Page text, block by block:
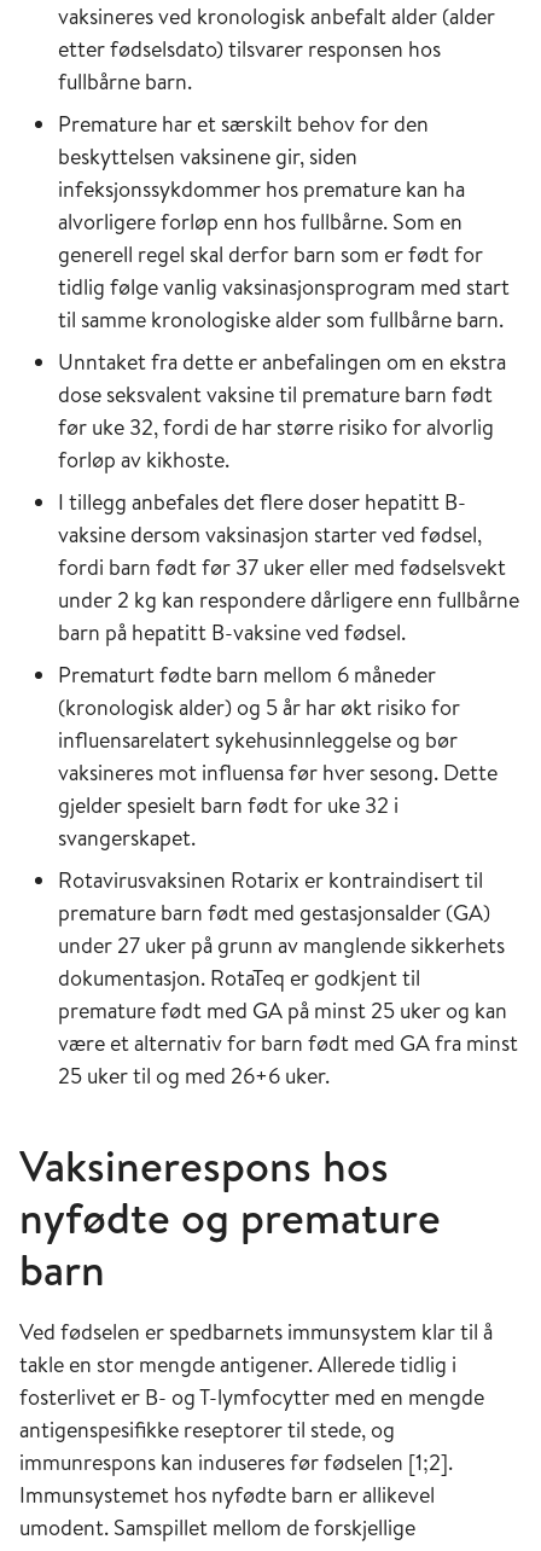
vaksineres ved kronologisk anbefalt alder (alder
etter fødselsdato) tilsvarer responsen hos
fullbårne barn.
Premature har et særskilt behov for den
beskyttelsen vaksinene gir, siden
infeksjonssykdommer hos premature kan ha
alvorligere forløp enn hos fullbårne. Som en
generell regel skal derfor barn som er født for
tidlig følge vanlig vaksinasjonsprogram med start
til samme kronologiske alder som fullbårne barn.
Unntaket fra dette er anbefalingen om en ekstra
dose seksvalent vaksine til premature barn født
før uke 32, fordi de har større risiko for alvorlig
forløp av kikhoste.
I tillegg anbefales det flere doser hepatitt B-
vaksine dersom vaksinasjon starter ved fødsel,
fordi barn født før 37 uker eller med fødselsvekt
under 2 kg kan respondere dårligere enn fullbårne
barn på hepatitt B-vaksine ved fødsel.
Prematurt fødte barn mellom 6 måneder
(kronologisk alder) og 5 år har økt risiko for
influensarelatert sykehusinnleggelse og bør
vaksineres mot influensa før hver sesong. Dette
gjelder spesielt barn født for uke 32 i
svangerskapet.
Rotavirusvaksinen Rotarix er kontraindisert til
premature barn født med gestasjonsalder (GA)
under 27 uker på grunn av manglende sikkerhets
dokumentasjon. RotaTeq er godkjent til
premature født med GA på minst 25 uker og kan
være et alternativ for barn født med GA fra minst
25 uker til og med 26+6 uker.
Vaksinerespons hos
nyfødte og premature
barn
Ved fødselen er spedbarnets immunsystem klar til å
takle en stor mengde antigener. Allerede tidlig i
fosterlivet er B- og T-lymfocytter med en mengde
antigenspesifikke reseptorer til stede, og
immunrespons kan induseres før fødselen [1;2].
Immunsystemet hos nyfødte barn er allikevel
umodent. Samspillet mellom de forskjellige